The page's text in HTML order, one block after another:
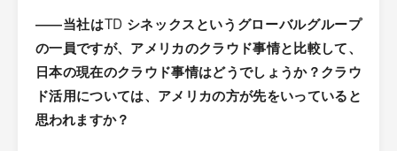
――当社はTD シネックスというグローバルグループ
の一員ですが、アメリカのクラウド事情と比較して、
日本の現在のクラウド事情はどうでしょうか？クラウ
ド活用については、アメリカの方が先をいっていると
思われますか？